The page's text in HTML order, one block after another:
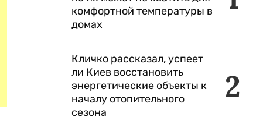
комфортной температуры в
домах
2
Кличко рассказал, успеет
ли Киев восстановить
энергетические объекты к
началу отопительного
сезона